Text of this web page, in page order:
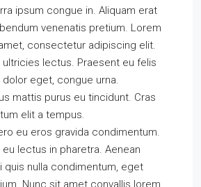
ipsum congue in. Aliquam erat
venenatis pretium. Lorem
consectetur adipiscing elit.
lectus. Praesent eu felis
eget, congue urna.
mattis purus eu tincidunt. Cras
elit a tempus.
eu eros gravida condimentum.
lectus in pharetra. Aenean
quis nulla condimentum, eget
Nunc sit amet convallis lorem.